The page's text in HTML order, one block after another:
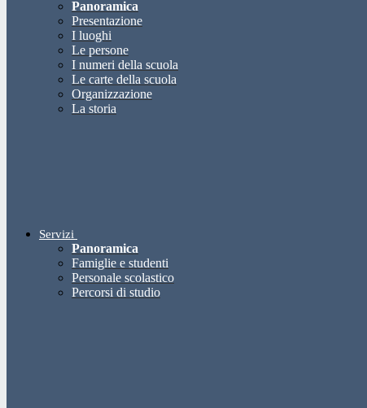
Panoramica
Presentazione
I luoghi
Le persone
I numeri della scuola
Le carte della scuola
Organizzazione
La storia
Servizi
Panoramica
Famiglie e studenti
Personale scolastico
Percorsi di studio